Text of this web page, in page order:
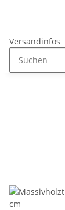
Versandinfos